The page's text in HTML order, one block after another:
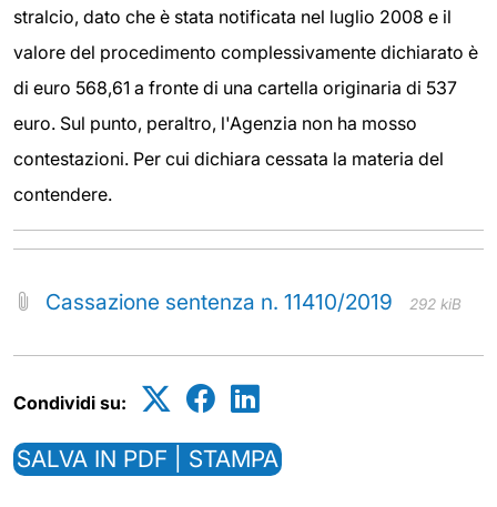
stralcio, dato che è stata notificata nel luglio 2008 e il
valore del procedimento complessivamente dichiarato è
di euro 568,61 a fronte di una cartella originaria di 537
euro. Sul punto, peraltro, l'Agenzia non ha mosso
contestazioni. Per cui dichiara cessata la materia del
contendere.
Cassazione sentenza n. 11410/2019 292 kiB
Condividi su:
SALVA IN PDF | STAMPA